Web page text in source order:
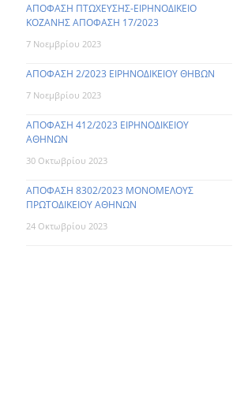
ΑΠΟΦΑΣΗ ΠΤΩΧΕΥΣΗΣ-ΕΙΡΗΝΟΔΙΚΕΙΟ
ΚΟΖΑΝΗΣ ΑΠΟΦΑΣΗ 17/2023
7 Νοεμβρίου 2023
ΑΠΟΦΑΣΗ 2/2023 ΕΙΡΗΝΟΔΙΚΕΙΟΥ ΘΗΒΩΝ
7 Νοεμβρίου 2023
ΑΠΟΦΑΣΗ 412/2023 ΕΙΡΗΝΟΔΙΚΕΙΟΥ
ΑΘΗΝΩΝ
30 Οκτωβρίου 2023
ΑΠΟΦΑΣΗ 8302/2023 ΜΟΝΟΜΕΛΟΥΣ
ΠΡΩΤΟΔΙΚΕΙΟΥ ΑΘΗΝΩΝ
24 Οκτωβρίου 2023